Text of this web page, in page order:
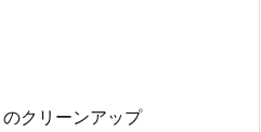
クリーンアップ